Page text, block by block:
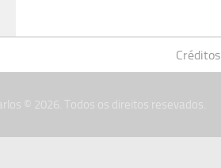
Créditos
© 2026. Todos os direitos resevados.